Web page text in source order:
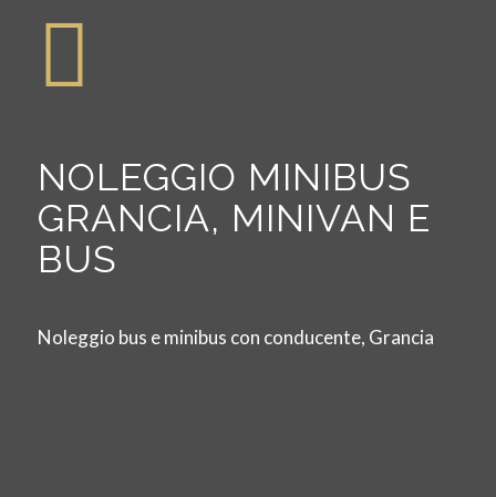
NOLEGGIO MINIBUS
GRANCIA, MINIVAN E
BUS
Noleggio bus e minibus con conducente, Grancia